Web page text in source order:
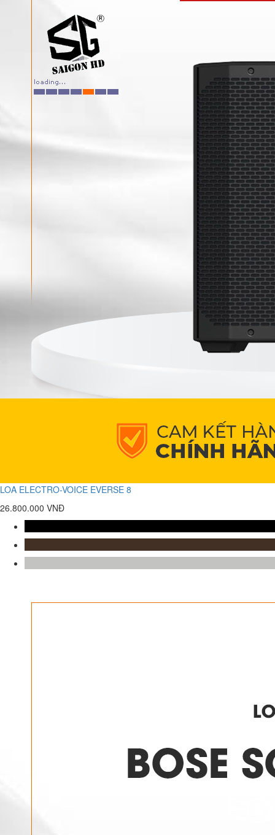
LOA ELECTRO-VOICE EVERSE 8
26.800.000 VNĐ